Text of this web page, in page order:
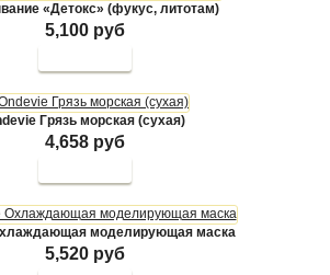
«Детокс» (фукус, литотам)
5,100 руб
Грязь морская (сухая)
4,658 руб
моделирующая маска
5,520 руб